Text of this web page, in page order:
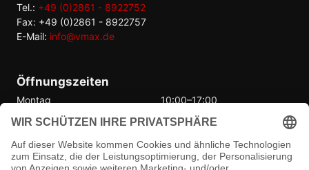
Tel.: +49 (0)2861 - 8922752
Fax: +49 (0)2861 - 8922757
E-Mail: info@vmax.de
Öffnungszeiten
Montag
10:00–17:00
Dienstag
10:00–17:00
Donnerstag
10:00–17:00